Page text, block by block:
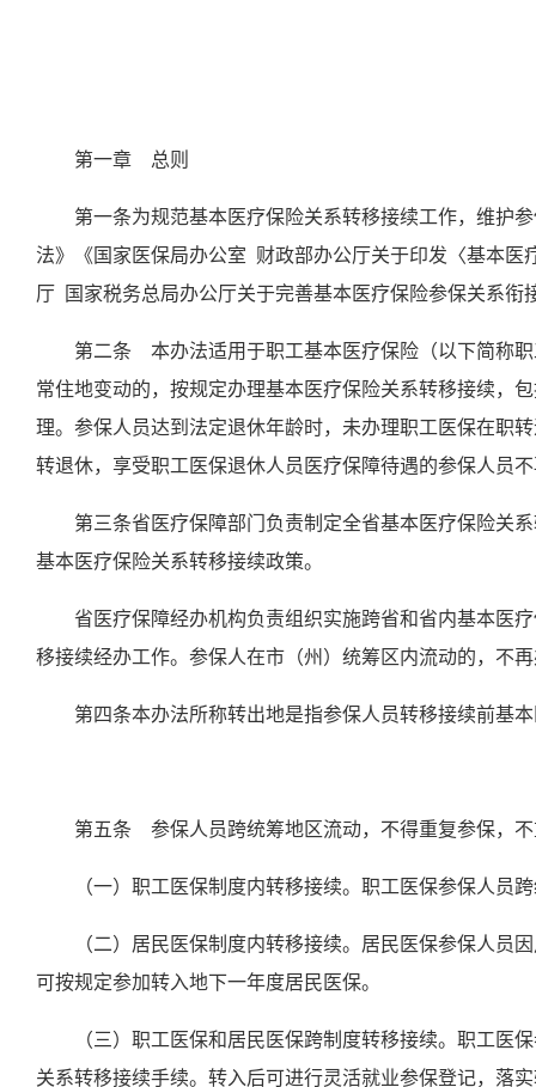
第一章 总则
第一条为规范基本医疗保险关系转移接续工作，维护
法》《国家医保局办公室 财政部办公厅关于印发〈基本医
厅 国家税务总局办公厅关于完善基本医疗保险参保关系衔
第二条
本办法适用于职工基本医疗保险（以下简称
常住地变动的，按规定办理基本医疗保险关系转移接续，
理。参保人员达到法定退休年龄时， 未办理职工医保在职
转退休， 享受职工医保退休人员医疗保障待遇的参保人员不
第三条省医疗保障部门负责制定全省基本医疗保险关
基本医疗保险关系转移接续政策。
省医疗保障经办机构负责组织实施跨省和省内基本医
移接续经办工作。 参保人在市（州）统筹区内流动的，不
第四条本办法所称转出地是指参保人员转移接续前基
第五条 参保人员跨统筹地区流动，不得重复参保，
（一） 职工医保制度内转移接续。 职工医保参保人员
（二）居民医保制度内转移接续。 居民医保参保人员
可按规定参加转入地下一年度居民医保。
（三）职工医保和居民医保跨制度转移接续。 职工医
关系转移接续手续。 转入后可进行灵活就业参保登记， 落实